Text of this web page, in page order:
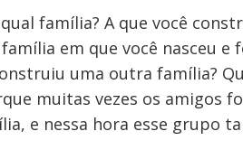
família? A que você
em que você nasceu e
uma outra família?
muitas vezes os amigos
e nessa hora esse grupo